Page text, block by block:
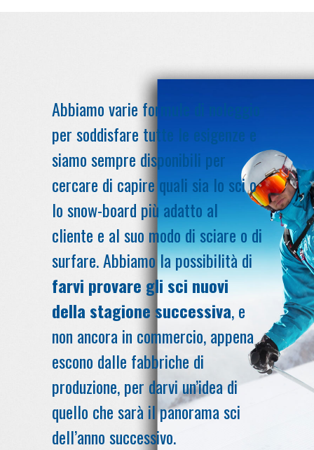
Abbiamo varie formule di noleggio
per soddisfare tutte le esigenze e
siamo sempre disponibili per
cercare di capire quali sia lo sci o
lo snow-board più adatto al
cliente e al suo modo di sciare o di
surfare. Abbiamo la possibilità di
farvi provare gli sci nuovi
della stagione successiva, e
non ancora in commercio, appena
escono dalle fabbriche di
produzione, per darvi un’idea di
quello che sarà il panorama sci
dell’anno successivo.